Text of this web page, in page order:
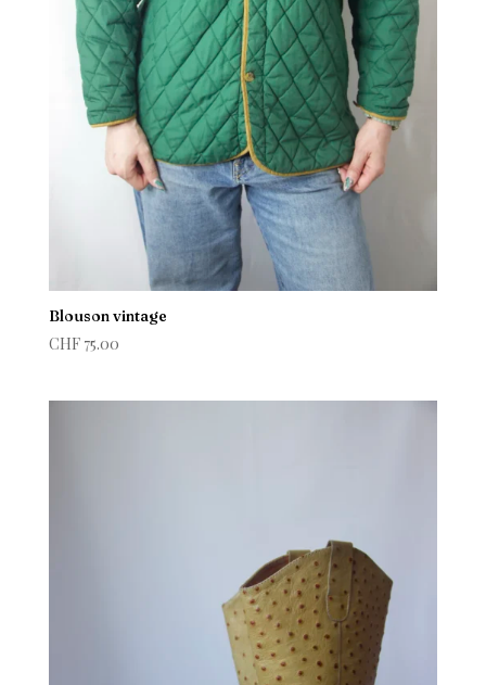
Blouson vintage
CHF75.00